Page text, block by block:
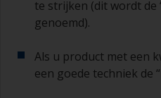
schuurpapier
u te veel product
liggen.
te strijken (dit wordt de
genoemd).
Als u product met een
een goede techniek de